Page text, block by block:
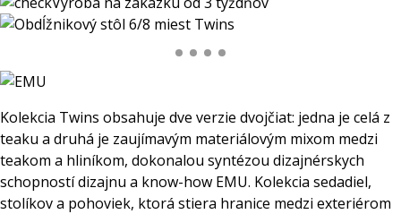
Kolekcia Twins obsahuje dve verzie dvojčiat: jedna je celá z
teaku a druhá je zaujímavým materiálovým mixom medzi
teakom a hliníkom, dokonalou syntézou dizajnérskych
schopností dizajnu a know-how EMU. Kolekcia sedadiel,
stolíkov a pohoviek, ktorá stiera hranice medzi exteriérom